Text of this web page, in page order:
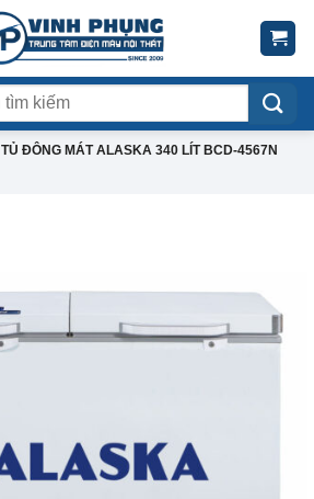
TỦ ĐÔNG MÁT ALASKA 340 LÍT BCD-4567N